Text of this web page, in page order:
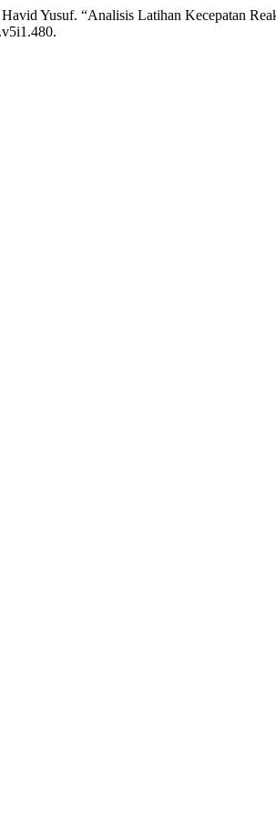
Yusuf. “Analisis Latihan Kecepatan